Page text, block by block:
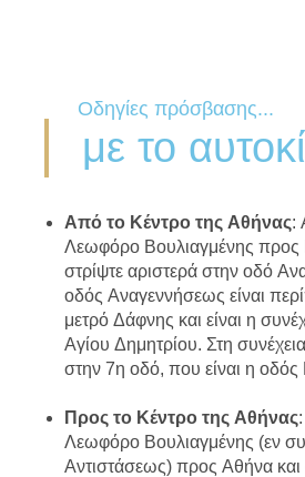
Οδηγίες πρόσβασης...
με το
Από το Κέντρο της Αθήνας:
Λεωφόρο Βουλιαγμένης προς
στρίψτε αριστερά στην οδό
οδός Αναγεννήσεως είναι
μετρό Δάφνης και είναι η
Αγίου Δημητρίου. Στη
στην 7η οδό, που είναι η οδός
Προς το Κέντρο της Αθήνας
Λεωφόρο Βουλιαγμένης (εν
Αντιστάσεως) προς Αθήνα και